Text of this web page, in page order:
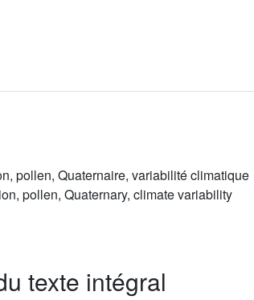
pollen, Quaternaire, variabilité climatique
pollen, Quaternary, climate variability
texte intégral